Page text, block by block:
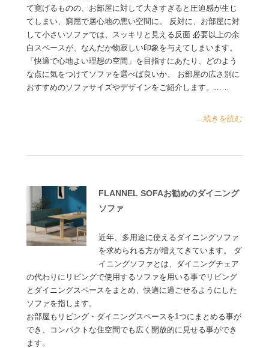
て寛げるものの、お部屋に対して大きすぎると圧迫感が生じ
てしまい、窮屈で居心地の悪い空間に。 反対に、お部屋に対
して小さいソファでは、スッキリと見える反面 必要以上の余
白スペースが、なんだか物寂しい印象を与えてしまいます。
「快適で心地よい理想の空間」を目指すにあたり、どのよう
な点に気をつけてソファを選べば良いか、 お部屋の広さ別に
おすすめのソファサイズやデザインをご紹介します。……
...続きを読む
FLANNEL SOFAお勧めのダイニング
ソファ
近年、多用途に使えるダイニングソファ
を求められる方が増えてきています。 ダ
イニングソファとは、ダイニングチェア
の代わりにリビングで使用するソファを用いる事でリビング
とダイニングスペースをまとめ、快適に過ごせるようにした
ソファを指します。
お部屋もリビング・ダイニングスペースを1つにまとめる事が
でき、コンパクトな住空間でも広く開放的に見せる事ができ
ます。